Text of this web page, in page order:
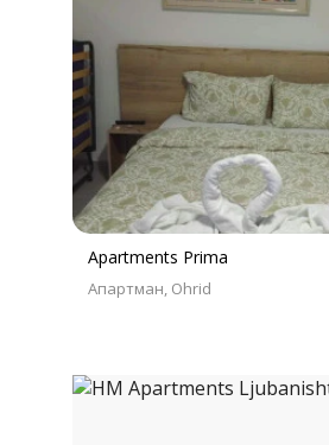
Apartments Prima
Апартман Ohrid